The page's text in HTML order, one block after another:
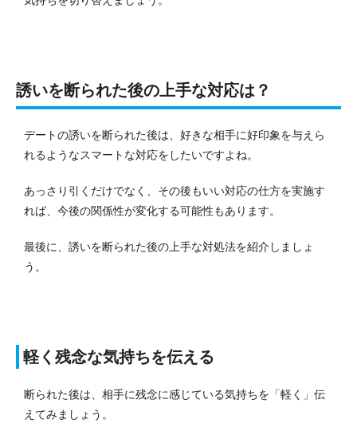
誘いを断られた後の上手な対応は？
デートの誘いを断られた後は、好きな相手に好印象を与えら
れるようなスマートな対応をしたいですよね。
あっさり引くだけでなく、その後もいい対応の仕方を実施す
れば、今後の関係性が変化する可能性もあります。
最後に、誘いを断られた後の上手な対処法を紹介しましょ
う。
軽く残念な気持ちを伝える
断られた後は、相手に残念に感じている気持ちを「軽く」伝
えてみましょう。